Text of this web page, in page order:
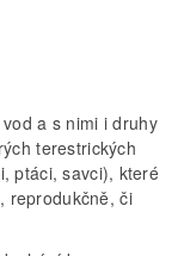
a s nimi i druhy
terestrických
ptáci, savci), které
reprodukčně, či